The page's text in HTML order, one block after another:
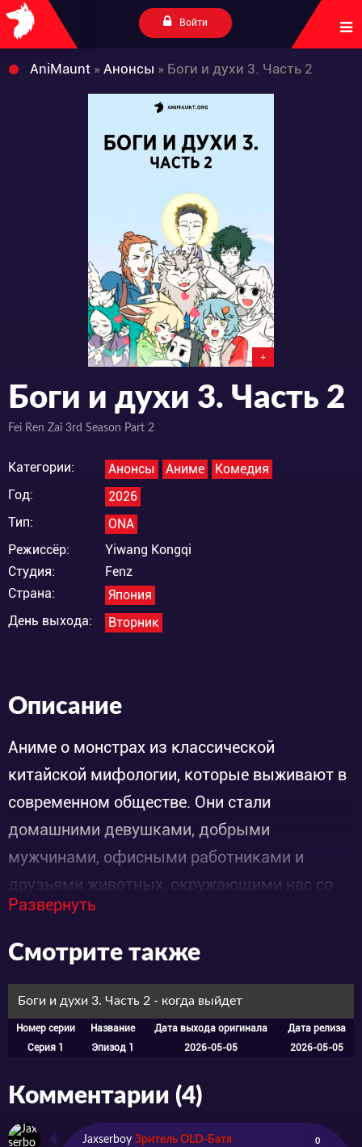
Войти
AniMaunt » Анонсы » Боги и духи 3. Часть 2
+
Боги и духи 3. Часть 2
Fei Ren Zai 3rd Season Part 2
Категории: Анонсы Аниме
Комедия
Год:
2026
Тип:
ONA
Режиссёр:
Yiwang Kongqi
Студия:
Fenz
Страна:
Япония
День выхода:
Вторник
Описание
Аниме о монстрах из классической
китайской мифологии, которые выживают в
современном обществе. Они стали
домашними девушками, добрыми
мужчинами, офисными работниками и
друзьями животных, окружающими нас со
сказочными чертами. Они рассказывают
забавные и гротескные истории о счастье и
дружбе.
Развернуть
Смотрите также
Боги и духи 3. Часть 2 - когда выйдет
Номер серии Название Дата выхода оригинала
Дата релиза
Серия 1
Эпизод 1 2026-05-05 2026-05-05
Комментарии (4)
Jaxserboy Зритель OLD-Батя 0